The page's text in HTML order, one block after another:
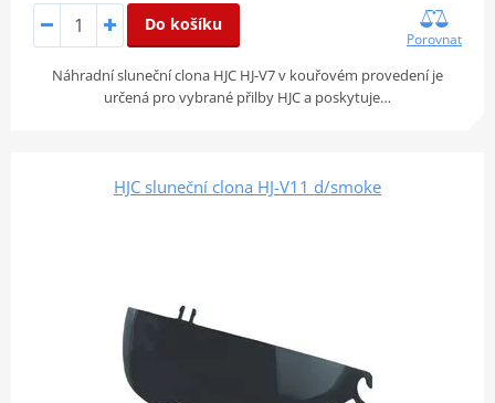
Do košíku
Porovnat
Náhradní sluneční clona HJC HJ-V7 v kouřovém provedení je
určená pro vybrané přilby HJC a poskytuje…
HJC sluneční clona HJ-V11 d/smoke